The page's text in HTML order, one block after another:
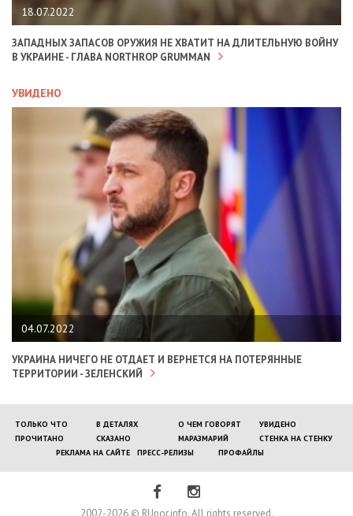
18.07.2022
ЗАПАДНЫХ ЗАПАСОВ ОРУЖИЯ НЕ ХВАТИТ НА ДЛИТЕЛЬНУЮ ВОЙНУ
В УКРАИНЕ - ГЛАВА NORTHROP GRUMMAN
УВИДЕНО
04.07.2022
УКРАИНА НИЧЕГО НЕ ОТДАЕТ И ВЕРНЕТСЯ НА ПОТЕРЯННЫЕ
ТЕРРИТОРИИ - ЗЕЛЕНСКИЙ
ТОЛЬКО ЧТО В ДЕТАЛЯХ О ЧЕМ ГОВОРЯТ
УВИДЕНО
ПРОЧИТАНО
СКАЗАНО МАРАЗМАРИЙ
СТЕНКА НА СТЕНКУ
РЕКЛАМА НА САЙТЕ
ПРЕСС-РЕЛИЗЫ ПРОФАЙЛЫ